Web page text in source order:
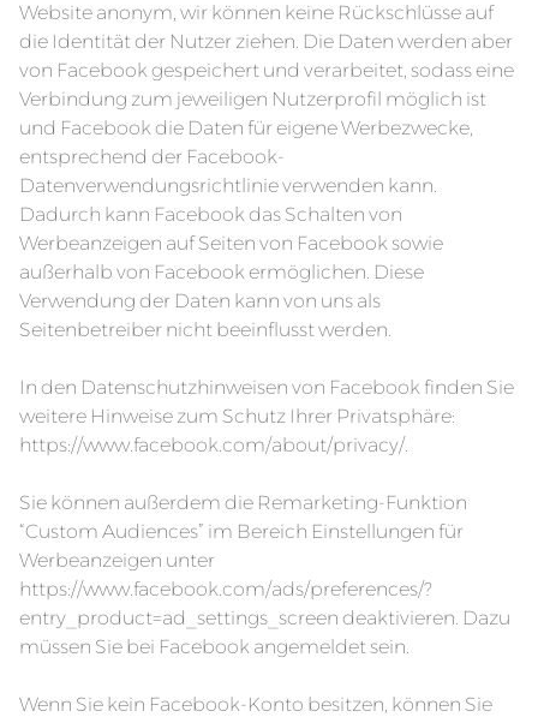
Website anonym, wir können keine Rückschlüsse auf
die Identität der Nutzer ziehen. Die Daten werden aber
von Facebook gespeichert und verarbeitet, sodass eine
Verbindung zum jeweiligen Nutzerprofil möglich ist
und Facebook die Daten für eigene Werbezwecke,
entsprechend der Facebook-
Datenverwendungsrichtlinie verwenden kann.
Dadurch kann Facebook das Schalten von
Werbeanzeigen auf Seiten von Facebook sowie
außerhalb von Facebook ermöglichen. Diese
Verwendung der Daten kann von uns als
Seitenbetreiber nicht beeinflusst werden.
In den Datenschutzhinweisen von Facebook finden Sie
weitere Hinweise zum Schutz Ihrer Privatsphäre:
https://www.facebook.com/about/privacy/.
Sie können außerdem die Remarketing-Funktion
“Custom Audiences” im Bereich Einstellungen für
Werbeanzeigen unter
https://www.facebook.com/ads/preferences/?
entry_product=ad_settings_screen deaktivieren. Dazu
müssen Sie bei Facebook angemeldet sein.
Wenn Sie kein Facebook-Konto besitzen, können Sie